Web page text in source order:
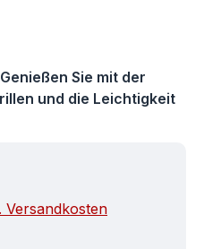
Sie mit der
und die Leichtigkeit
Versandkosten